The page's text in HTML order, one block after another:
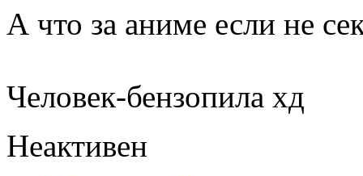
А что за аниме если не
Человек-бензопила хд
Неактивен